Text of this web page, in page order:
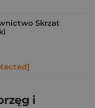
Skrzat
i